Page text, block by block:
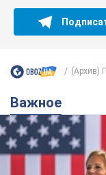
(Архив)
Важное